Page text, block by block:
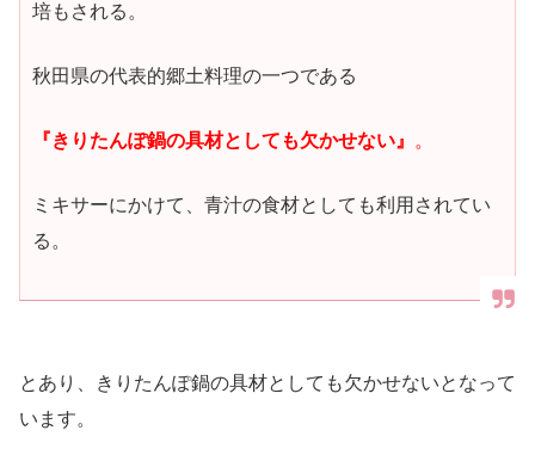
培もされる。
秋田県の代表的郷土料理の一つである
『きりたんぽ鍋の具材としても欠かせない』 。
ミキサーにかけて、青汁の食材としても利用されてい
る。
とあり、きりたんぽ鍋の具材としても欠かせないとなって
います。